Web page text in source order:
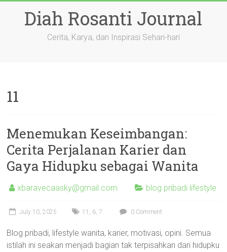
contentDiah Rosanti Journal
Cerita, Karya, dan Inspirasi Sehari-hari
11
Menemukan Keseimbangan:
Cerita Perjalanan Karier dan
Gaya Hidupku sebagai Wanita
xbaravecaasky@gmail.com blog pribadi lifestyle
July 10, 2025 11 , 6,7 0 Comment
Blog pribadi, lifestyle wanita, karier, motivasi, opini. Semua
istilah ini seakan menjadi bagian tak terpisahkan dari hidupku